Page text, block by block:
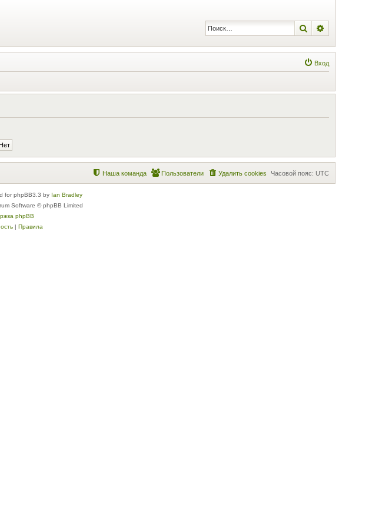
Поиск
Вход
Часовой пояс: UTC
Удалить cookies
Пользователи
Наша команда
for phpBB3.3 by Ian Bradley
Software © phpBB Limited
phpBB
| Правила